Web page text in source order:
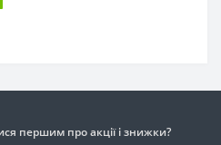
першим про акції і знижки?